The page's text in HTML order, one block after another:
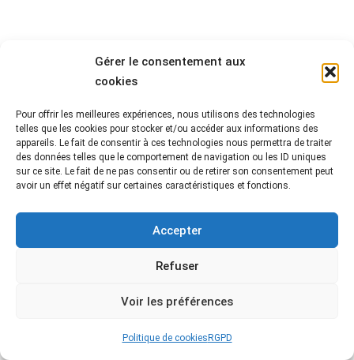
Gérer le consentement aux
cookies
Pour offrir les meilleures expériences, nous utilisons des technologies
telles que les cookies pour stocker et/ou accéder aux informations des
appareils. Le fait de consentir à ces technologies nous permettra de traiter
des données telles que le comportement de navigation ou les ID uniques
sur ce site. Le fait de ne pas consentir ou de retirer son consentement peut
avoir un effet négatif sur certaines caractéristiques et fonctions.
Accepter
Refuser
Voir les préférences
Politique de cookies RGPD